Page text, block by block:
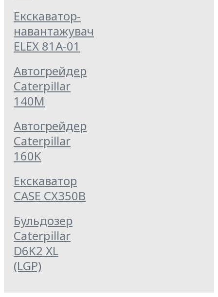
Екскаватор-
навантажувач
ELEX 81А-01
Автогрейдер
Caterpillar
140M
Автогрейдер
Caterpillar
160K
Екскаватор
CASE CX350B
Бульдозер
Caterpillar
D6K2 XL
(LGP)